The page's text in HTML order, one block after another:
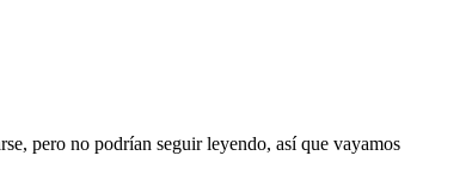
pero no podrían seguir leyendo, así que vayamos